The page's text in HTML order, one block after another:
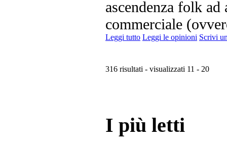
ascendenza folk
commerciale
Leggi tutto Leggi le opinioni Scrivi
316 risultati - visualizzati 11 - 20
I più letti